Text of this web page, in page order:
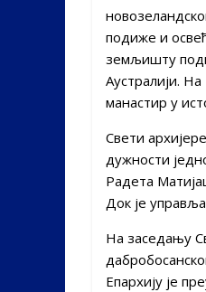
подиже и
земљишту
Аустралији.
манастир у
Свети
дужности
Радета
Док је
На заседању
Епархију је